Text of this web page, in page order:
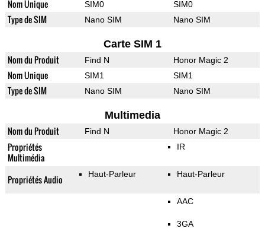
Nom Unique SIM0 SIM0
Type de SIM Nano SIM Nano SIM
Carte SIM 1
Nom du Produit Find N Honor Magic 2
Nom Unique SIM1 SIM1
Type de SIM Nano SIM Nano SIM
Multimedia
Nom du Produit Find N Honor Magic 2
Propriétés
Multimédia
IR
Propriétés Audio Haut-Parleur Haut-Parleur
AAC
3GA